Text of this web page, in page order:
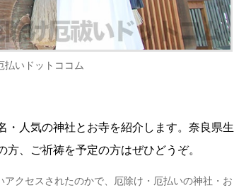
いドットココム
・人気の神社とお寺を紹介します。奈良県生
、ご祈祷を予定の方はぜひどうぞ。
クセスされたのかで、厄除け・厄払いの神社・お